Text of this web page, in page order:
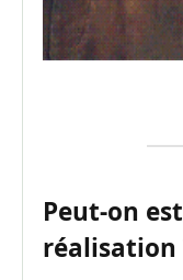
Peut-on
réalisation